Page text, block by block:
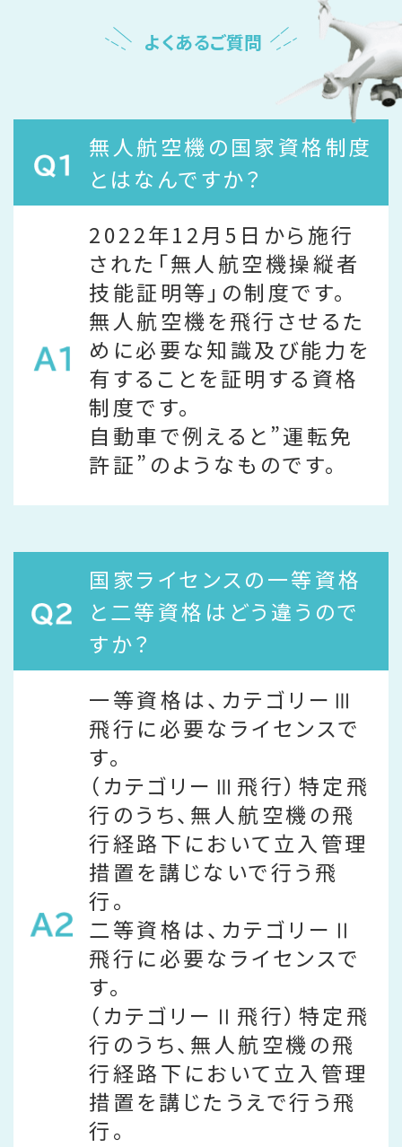
よくあるご質問
無人航空機の国家資格制度
とはなんですか？
2022年12月5日から施行
された「無人航空機操縦者
技能証明等」の制度です。
無人航空機を飛行させるた
めに必要な知識及び能力を
有することを証明する資格
制度です。
自動車で例えると”運転免
許証”のようなものです。
国家ライセンスの一等資格
と二等資格はどう違うので
すか？
一等資格は、カテゴリーⅢ
飛行に必要なライセンスで
す。
（カテゴリーⅢ飛行）特定飛
行のうち、無人航空機の飛
行経路下において立入管理
措置を講じないで行う飛
行。
二等資格は、カテゴリーⅡ
飛行に必要なライセンスで
す。
（カテゴリーⅡ飛行）特定飛
行のうち、無人航空機の飛
行経路下において立入管理
措置を講じたうえで行う飛
行。